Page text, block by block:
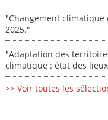
"Changement climatique
2025."
"Adaptation des
climatique : état des
>> Voir toutes les